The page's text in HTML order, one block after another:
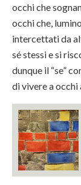
occhi che
occhi che,
intercettati da
sé stessi e si
dunque il “se”
di vivere a occhi